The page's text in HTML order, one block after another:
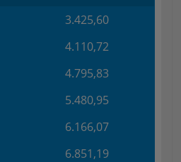
3.425,60
4.110,72
4.795,83
5.480,95
6.166,07
6.851,19